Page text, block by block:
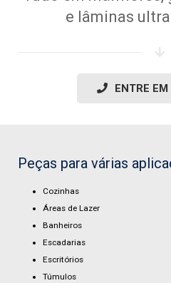
e lâminas
ENTRE
Peças para várias
Cozinhas
Áreas de Lazer
Banheiros
Escadarias
Escritórios
Túmulos